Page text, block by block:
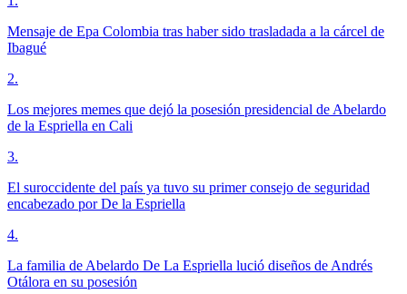
Mensaje de Epa Colombia tras haber sido trasladada a la cárcel de
Ibagué
2.
Los mejores memes que dejó la posesión presidencial de Abelardo
de la Espriella en Cali
3.
El suroccidente del país ya tuvo su primer consejo de seguridad
encabezado por De la Espriella
4.
La familia de Abelardo De La Espriella lució diseños de Andrés
Otálora en su posesión